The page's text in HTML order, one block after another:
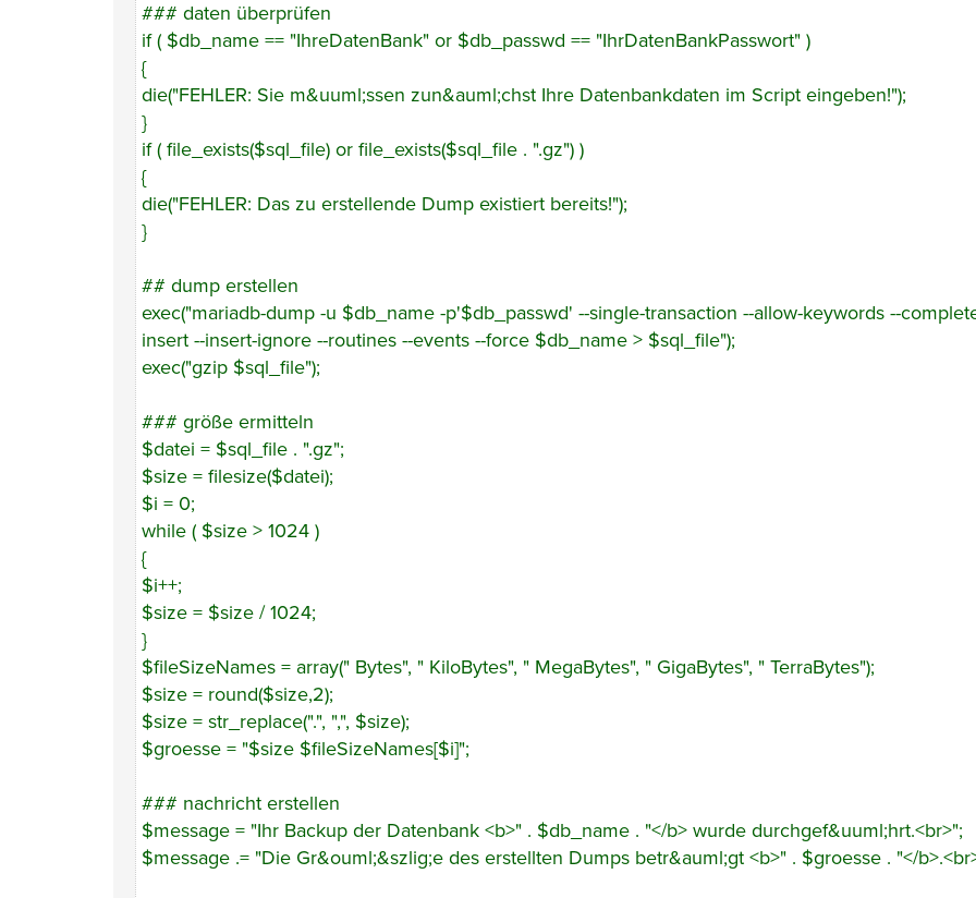
### daten überprüfen
if ( $db_name == "IhreDatenBank" or $db_passwd == "IhrDatenBankPasswort" )
{
die("FEHLER: Sie m&uuml;ssen zun&auml;chst Ihre Datenbankdaten im Script eingeben!");
}
if ( file_exists($sql_file) or file_exists($sql_file . ".gz") )
{
die("FEHLER: Das zu erstellende Dump existiert bereits!");
}
## dump erstellen
exec("mariadb-dump -u $db_name -p'$db_passwd' --single-transaction --allow-keywords --
insert --insert-ignore --routines --events --force $db_name > $sql_file");
exec("gzip $sql_file");
### größe ermitteln
$datei = $sql_file . ".gz";
$size = filesize($datei);
$i = 0;
while ( $size > 1024 )
{
$i++;
$size = $size / 1024;
}
$fileSizeNames = array(" Bytes", " KiloBytes", " MegaBytes", " GigaBytes", " TerraBytes");
$size = round($size,2);
$size = str_replace(".", ",", $size);
$groesse = "$size $fileSizeNames[$i]";
### nachricht erstellen
$message = "Ihr Backup der Datenbank <b>" . $db_name . "</b> wurde durchgef&uuml;hrt.<br>";
$message .= "Die Gr&ouml;&szlig;e des erstellten Dumps betr&auml;gt <b>" . $groesse . "</